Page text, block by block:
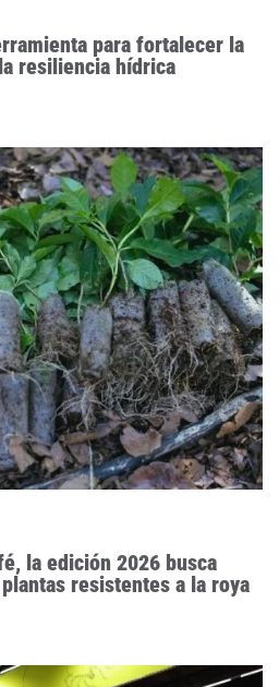
para fortalecer la
resiliencia hídrica
la edición 2026 busca
resistentes a la roya